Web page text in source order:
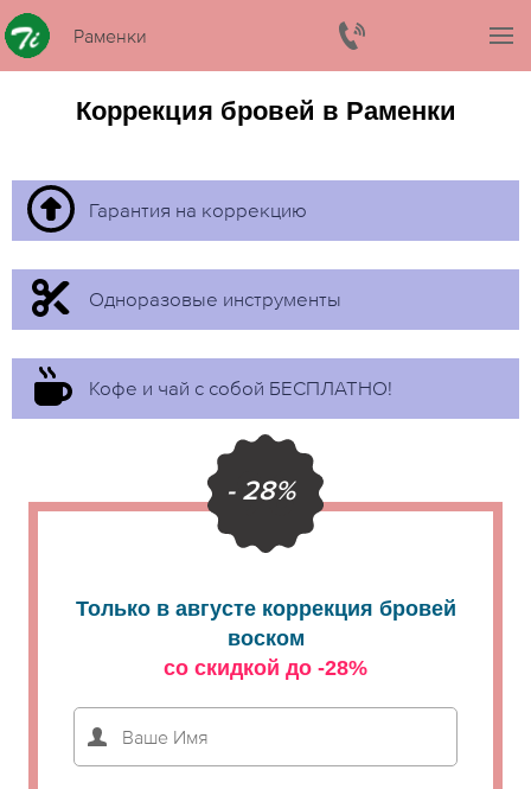
Раменки
Коррекция бровей в Раменки
Гарантия на коррекцию
Одноразовые инструменты
Кофе и чай с собой БЕСПЛАТНО!
- 28%
Только в августе коррекция бровей
воском
со скидкой до -28%